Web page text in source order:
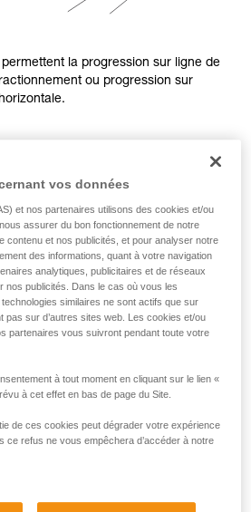
la progression sur ligne de
ou progression sur
vos données
et nos partenaires utilisons des cookies et/ou
assurer du bon fonctionnement de notre
contenu et nos publicités, et pour analyser notre
des informations, quant à votre navigation
analytiques, publicitaires et de réseaux
nos publicités. Dans le cas où vous les
similaires ne sont actifs que sur
pas sur d’autres sites web. Les cookies et/ou
partenaires vous suivront pendant toute votre
à tout moment en cliquant sur le lien «
à cet effet en bas de page du Site.
de ces cookies peut dégrader votre expérience
ce refus ne vous empêchera d’accéder à notre